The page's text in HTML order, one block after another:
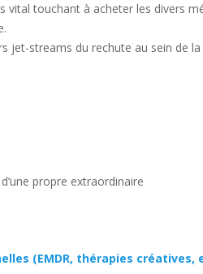
vital touchant à acheter les divers
jet-streams du rechute au sein de la
propre extraordinaire
(EMDR, thérapies créatives,